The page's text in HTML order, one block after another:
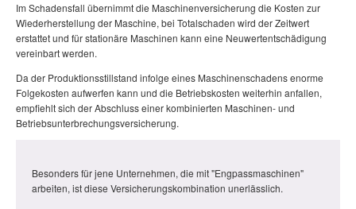
Im Schadensfall übernimmt die Maschinenversicherung die Kosten zur
Wiederherstellung der Maschine, bei Totalschaden wird der Zeitwert
erstattet und für stationäre Maschinen kann eine Neuwertentschädigung
vereinbart werden.
Da der Produktionsstillstand infolge eines Maschinenschadens enorme
Folgekosten aufwerfen kann und die Betriebskosten weiterhin anfallen,
empfiehlt sich der Abschluss einer kombinierten Maschinen- und
Betriebsunterbrechungsversicherung.
Besonders für jene Unternehmen, die mit "Engpassmaschinen"
arbeiten, ist diese Versicherungskombination unerlässlich.